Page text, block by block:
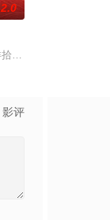
美味暴击了！
2.0
拾光”的氛围中，打
影评